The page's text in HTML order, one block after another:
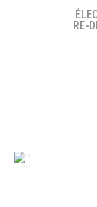
RE-